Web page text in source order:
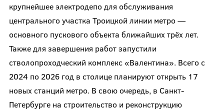
крупнейшее электродепо для обслуживания
центрального участка Троицкой линии метро —
основного пускового объекта ближайших трёх лет.
Также для завершения работ запустили
стволопроходческий комплекс «Валентина». Всего с
2024 по 2026 год в столице планируют открыть 17
новых станций метро. В свою очередь, в Санкт-
Петербурге на строительство и реконструкцию